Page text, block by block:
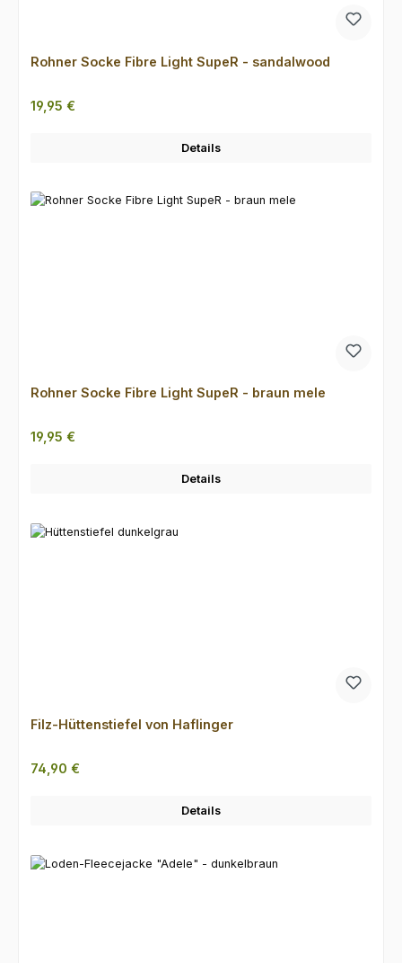
Rohner Socke Fibre Light SupeR - sandalwood
Regulärer Preis:
19,95 €
Details
Rohner Socke Fibre Light SupeR - braun mele
Regulärer Preis:
19,95 €
Details
Filz-Hüttenstiefel von Haflinger
Regulärer Preis:
74,90 €
Details